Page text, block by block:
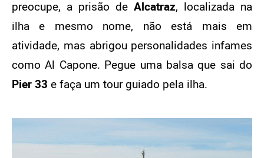
preocupe, a prisão de Alcatraz, localizada na
ilha e mesmo nome, não está mais em
atividade, mas abrigou personalidades infames
como Al Capone. Pegue uma balsa que sai do
Pier 33 e faça um tour guiado pela ilha.